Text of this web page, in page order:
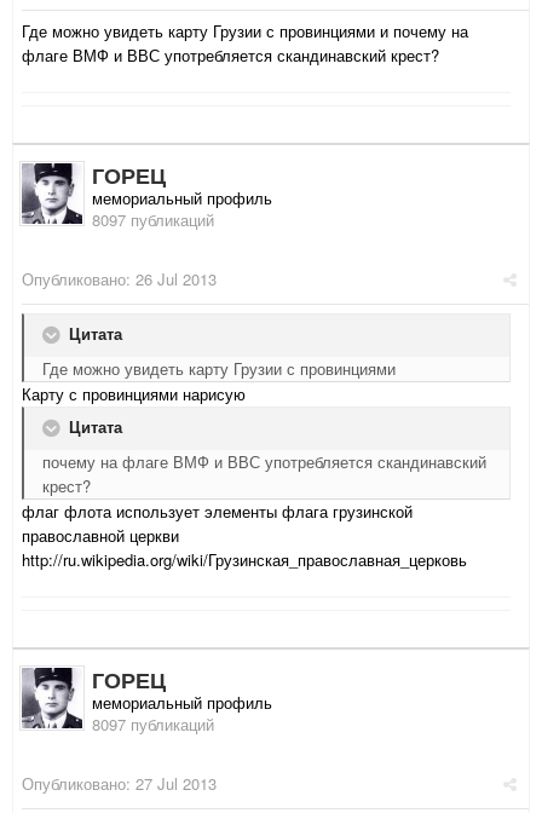
Где можно увидеть карту Грузии с провинциями и почему на
флаге ВМФ и ВВС употребляется скандинавский крест?
ГОРЕЦ
мемориальный профиль
8097 публикаций
Опубликовано: 26 Jul 2013
Цитата
Где можно увидеть карту Грузии с провинциями
Карту с провинциями нарисую
Цитата
почему на флаге ВМФ и ВВС употребляется скандинавский
крест?
флаг флота использует элементы флага грузинской
православной церкви
http://ru.wikipedia.org/wiki/Грузинская_православная_церковь
ГОРЕЦ
мемориальный профиль
8097 публикаций
Опубликовано: 27 Jul 2013